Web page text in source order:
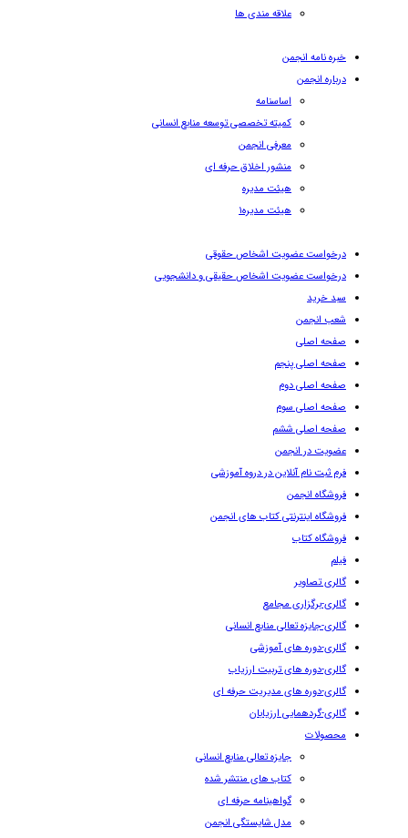
علاقه مندی ها
خبره نامه انجمن
درباره انجمن
اساسنامه
کمیته تخصصی توسعه منابع انسانی
معرفی انجمن
منشور اخلاق حرفه ای
هیئت مدیره
هیئت مدیره۱
درخواست عضویت اشخاص حقوقی
درخواست عضویت اشخاص حقیقی و دانشجویی
سبد خرید
شعب انجمن
صفحه اصلی
صفحه اصلی پنجم
صفحه اصلی دوم
صفحه اصلی سوم
صفحه اصلی ششم
عضویت در انجمن
فرم ثبت نام آنلاین در دروه آموزشی
فروشگاه انجمن
فروشگاه اینترنتی کتاب های انجمن
فروشگاه کتاب
فیلم
گالری تصاویر
گالری-برگزاری مجامع
گالری-جایزه تعالی منابع انسانی
گالری-دوره های آموزشی
گالری-دوره های تربیت ارزیاب
گالری-دوره های مدیریت حرفه ای
گالری-گردهمایی ارزیابان
محصولات
جایزه تعالی منابع انسانی
کتاب های منتشر شده
گواهینامه حرفه ای
مدل شایستگی انجمن